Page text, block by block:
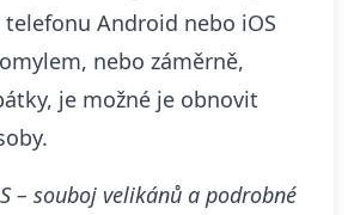
Android nebo iOS
nebo záměrně,
je možné je obnovit
– souboj velikánů a podrobné